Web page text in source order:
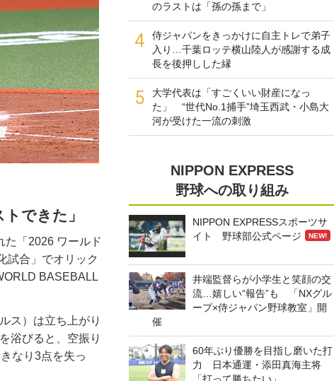
できた」
「2026 ワールド
試合」でオリック
BASEBALL
ス）は立ち上がり
浴びると、空振り
なり3点を失っ
のラストは「孫の孫まで」
4
侍ジャパンをきっかけに自主トレで弟子
入り…千葉ロッテ横山陸人が感謝する成
長を後押しした縁
5
大学代表は「すごくいい財産になっ
た」 “世代No.1捕手”埼玉西武・小島大
河が受けた一流の刺激
NIPPON EXPRESS
野球への取り組み
NIPPON EXPRESSスポーツサ
イト 野球部公式ページ
NEW!
井端監督らが小学生と笑顔の交
流…嬉しい“報告”も 「NXグル
ープ×侍ジャパン野球教室」開
催
60年ぶり優勝を目指し磨いた打
力 日本通運・添田真海主将